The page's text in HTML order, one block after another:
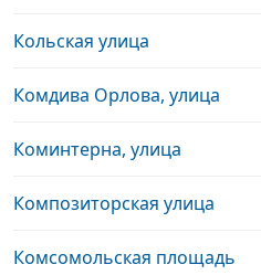
Кольская улица
Комдива Орлова, улица
Коминтерна, улица
Композиторская улица
Комсомольская площадь